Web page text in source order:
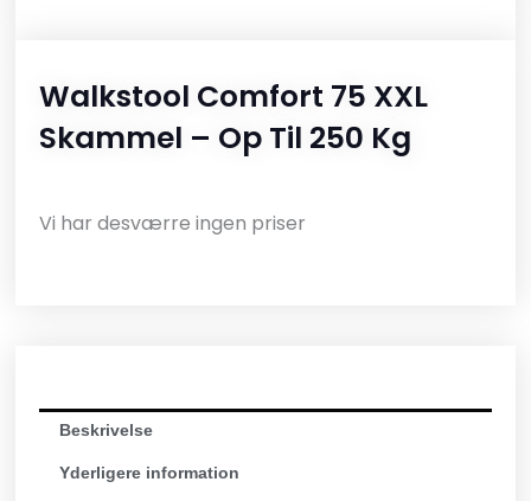
Walkstool Comfort 75 XXL
Skammel – Op Til 250 Kg
Vi har desværre ingen priser
Beskrivelse
Yderligere information